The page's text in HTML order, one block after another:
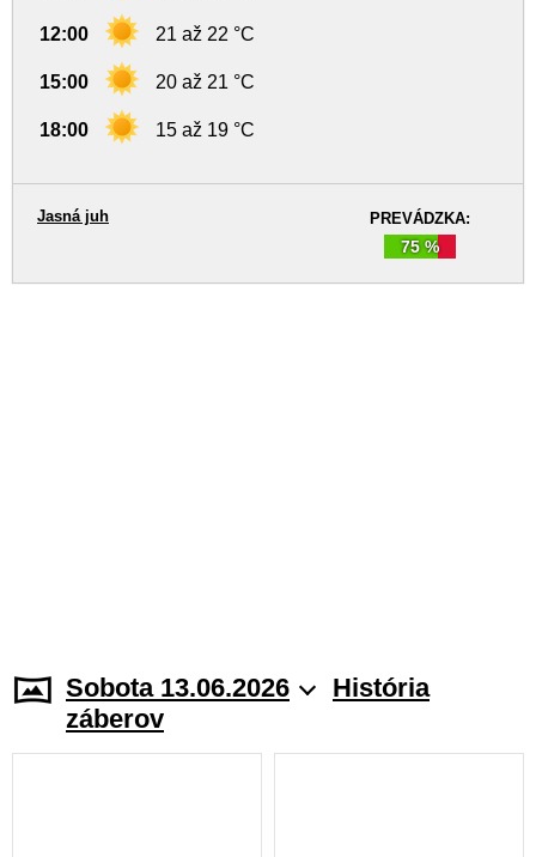
12:00 21 až 22 °C
15:00 20 až 21 °C
18:00 15 až 19 °C
PREVÁDZKA:
75 %
Jasná juh
Sobota 13.06.2026
História
záberov